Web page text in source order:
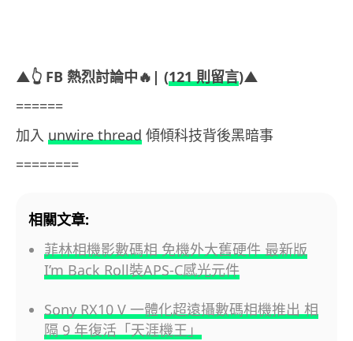
▲👆 FB 熱烈討論中🔥| (121 則留言)▲
======
加入 unwire thread 傾傾科技背後黑暗事
========
相關文章:
菲林相機影數碼相 免機外大舊硬件 最新版
I’m Back Roll裝APS-C感光元件
Sony RX10 V 一體化超遠攝數碼相機推出 相
隔 9 年復活「天涯機王」